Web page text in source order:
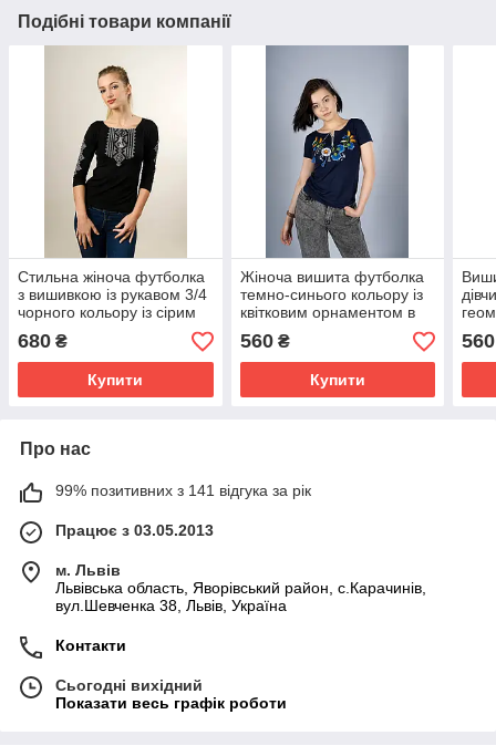
Подібні товари компанії
Стильна жіноча футболка
з вишивкою із рукавом 3/4
чорного кольору із сірим
орнаментом «Гуцулка»
680 ₴
Купити
Жіноча вишита футболка
темно-синього кольору із
квітковим орнаментом в
українському стилі
«Віночок»
560₴
Купити
560
Про нас
99% позитивних з 141 відгука за рік
Працює з 03.05.2013
м. Львів
Львівська область, Яворівський район, с.Карачинів,
вул.Шевченка 38, Львів, Україна
Контакти
Сьогодні вихідний
Показати весь графік роботи